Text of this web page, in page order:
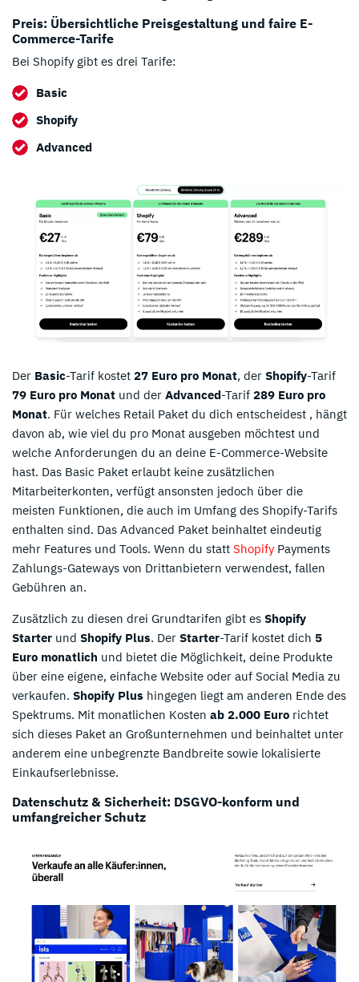
Preis: Übersichtliche Preisgestaltung und faire E-
Commerce-Tarife
Bei Shopify gibt es drei Tarife:
Basic
Shopify
Advanced
Der Basic-Tarif kostet 27 Euro pro Monat, der Shopify-Tarif
79 Euro pro Monat und der Advanced-Tarif 289 Euro pro
Monat. Für welches Retail Paket du dich entscheidest , hängt
davon ab, wie viel du pro Monat ausgeben möchtest und
welche Anforderungen du an deine E-Commerce-Website
hast. Das Basic Paket erlaubt keine zusätzlichen
Mitarbeiterkonten, verfügt ansonsten jedoch über die
meisten Funktionen, die auch im Umfang des Shopify-Tarifs
enthalten sind. Das Advanced Paket beinhaltet eindeutig
mehr Features und Tools. Wenn du statt Shopify Payments
Zahlungs-Gateways von Drittanbietern verwendest, fallen
Gebühren an.
Zusätzlich zu diesen drei Grundtarifen gibt es Shopify
Starter und Shopify Plus. Der Starter-Tarif kostet dich 5
Euro monatlich und bietet die Möglichkeit, deine Produkte
über eine eigene, einfache Website oder auf Social Media zu
verkaufen. Shopify Plus hingegen liegt am anderen Ende des
Spektrums. Mit monatlichen Kosten ab 2.000 Euro richtet
sich dieses Paket an Großunternehmen und beinhaltet unter
anderem eine unbegrenzte Bandbreite sowie lokalisierte
Einkaufserlebnisse.
Datenschutz & Sicherheit: DSGVO-konform und
umfangreicher Schutz